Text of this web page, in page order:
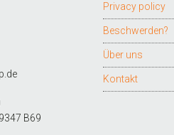
B69
Privacy policy
Beschwerden?
Über uns
Kontakt